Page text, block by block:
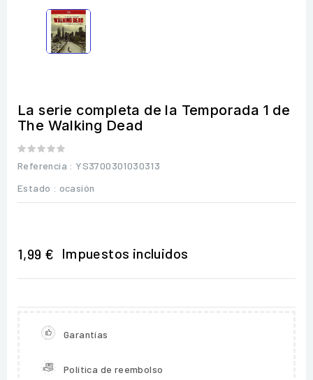
La serie completa de la Temporada 1 de
The Walking Dead
Referencia : YS3700301030313
Estado : ocasión
1,99 € Impuestos incluidos
Garantías
Política de reembolso